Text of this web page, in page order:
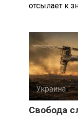
отсылает к
Украина
Свобода